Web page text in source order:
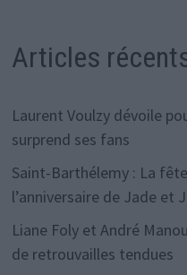
Articles
Laurent Voulzy dévoile
surprend ses fans
Saint-Barthélemy : La
l’anniversaire de Jade et
Liane Foly et André
de retrouvailles tendues